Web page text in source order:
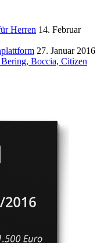
Herren 14. Februar
27. Januar 2016
Boccia, Citizen